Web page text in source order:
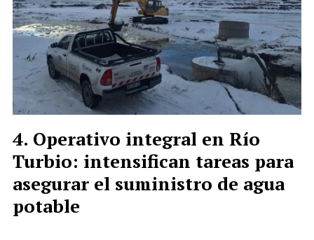
Operativo integral en Río
Turbio: intensifican tareas para
asegurar el suministro de agua
potable